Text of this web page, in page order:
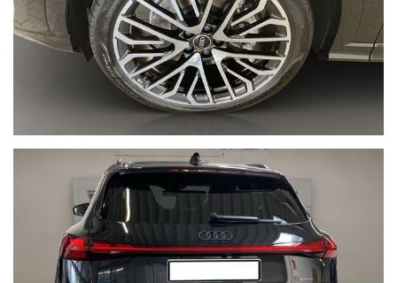
Audi Sound System
Radio Digitale DAB
Navigatore Satellitare MMI Plus touch
Display MMI per passeggero
MMI experience PRO
Audi phon box (ricarica wireless a induzione per
Pacchetto luci ambiente pro con luce d'interazione
Pacchetto portaoggetti
Mancorrenti sul tetto neri
Climatizzatore 3 zone
Portellone bagagliaio con apertura chiusura automatica